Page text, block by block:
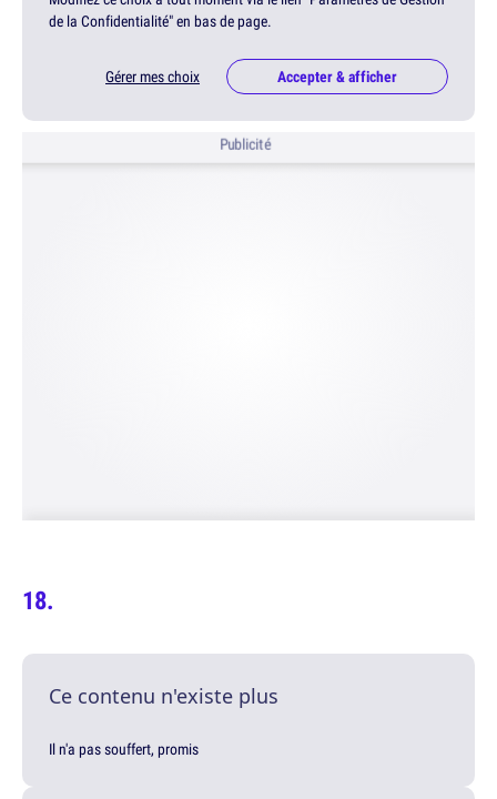
de la Confidentialité" en bas de page.
Gérer mes choix Accepter & afficher
Publicité
Ce contenu n'existe plus
Il n'a pas souffert, promis